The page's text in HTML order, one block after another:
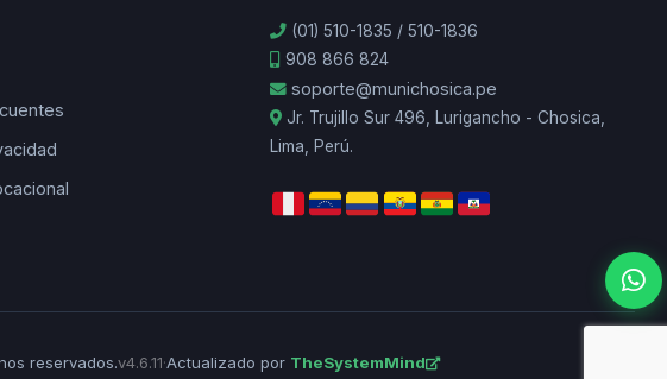
(01) 510-1835 / 510-1836
908 866 824
soporte@munichosica.pe
Jr. Trujillo Sur 496, Lurigancho - Chosica,
Lima, Perú.
reservados.v4.6.11·Actualizado por TheSystemMind